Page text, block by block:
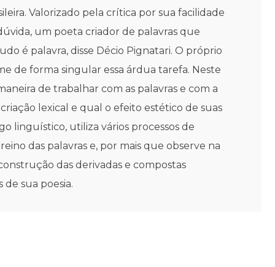
Valorizado pela crítica por sua facilidade
um poeta criador de palavras que
é palavra, disse Décio Pignatari. O próprio
de forma singular essa árdua tarefa. Neste
de trabalhar com as palavras e com a
lexical e qual o efeito estético de suas
linguístico, utiliza vários processos de
das palavras e, por mais que observe na
das derivadas e compostas
sua poesia.